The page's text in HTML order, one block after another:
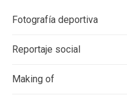
Fotografía deportiva
Reportaje social
Making of